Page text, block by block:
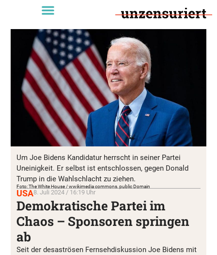
Um Joe Bidens Kandidatur herrscht in seiner Partei
Uneinigkeit. Er selbst ist entschlossen, gegen Donald
Trump in die Wahlschlacht zu ziehen.
Foto: The White House / wwikimedia commons, public Domain
USA8. Juli 2024 / 16:19 Uhr
Demokratische Partei im
Chaos – Sponsoren springen
ab
Seit der desaströsen Fernsehdiskussion Joe Bidens mit